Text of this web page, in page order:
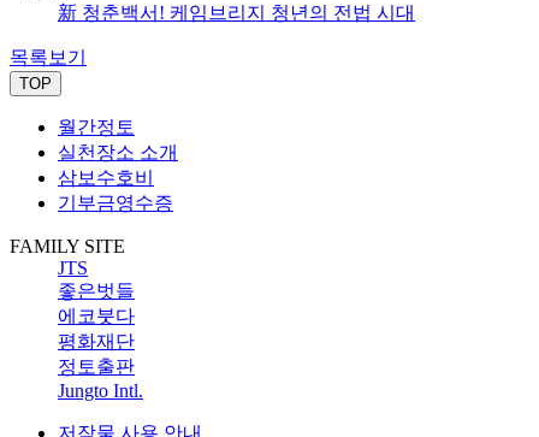
新 청춘백서! 케임브리지 청년의 전법 시대
목록보기
TOP
월간정토
실천장소 소개
삼보수호비
기부금영수증
FAMILY SITE
JTS
좋은벗들
에코붓다
평화재단
정토출판
Jungto Intl.